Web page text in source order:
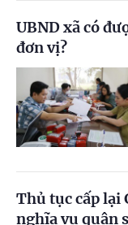
UBND xã có
đơn vị?
Thủ tục cấp lại
nghĩa vụ quân